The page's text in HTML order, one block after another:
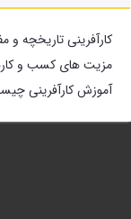
کارآفرینی تاریخچه و
مزیت های کسب و
آموزش کارآفرینی